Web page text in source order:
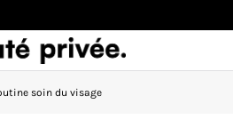
soin du visage